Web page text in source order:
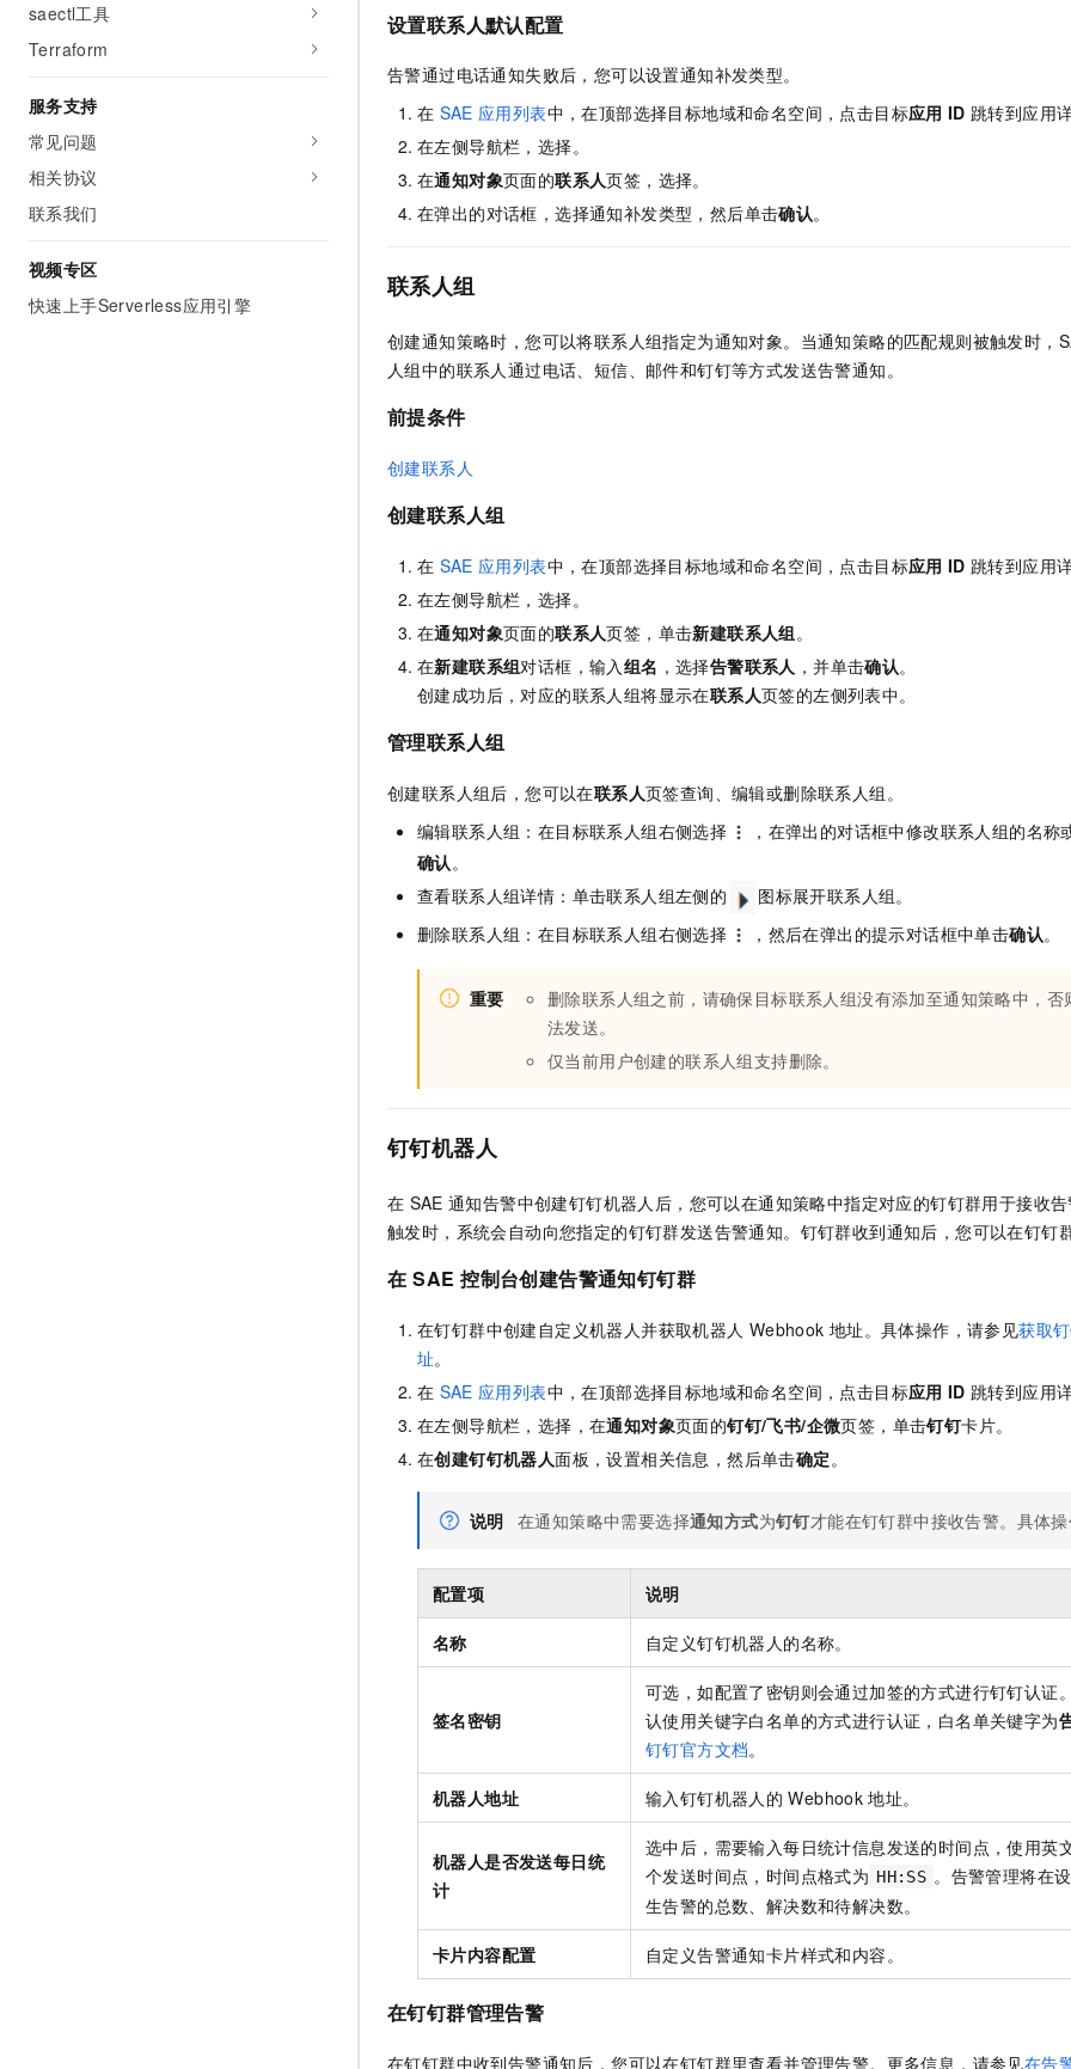
saectl工具
Terraform
服务支持
常见问题
相关协议
联系我们
视频专区
快速上手Serverless应用引擎
设置联系人默认配置
告警通过电话通知失败后，您可以设置通知补发类型。
在 SAE 应用列表中，在顶部选择目标地域和命名空间，点击目标应用 ID 跳转到应用
在左侧导航栏，选择。
在通知对象页面的联系人页签，选择。
在弹出的对话框，选择通知补发类型，然后单击确认。
联系人组
创建通知策略时，您可以将联系人组指定为通知对象。当通知策略的匹配规则被触发时，
人组中的联系人通过电话、短信、邮件和钉钉等方式发送告警通知。
前提条件
创建联系人
创建联系人组
在 SAE 应用列表中，在顶部选择目标地域和命名空间，点击目标应用 ID 跳转到应用
在左侧导航栏，选择。
在通知对象页面的联系人页签，单击新建联系人组 。
在新建联系组对话框，输入 组名 ，选择告警联系人 ，并单击确认。
创建成功后，对应的联系人组将显示在联系人页签的左侧列表中。
管理联系人组
创建联系人组后，您可以在联系人页签查询、编辑或删除联系人组。
编辑联系人组：在目标联系人组右侧选择
，在弹出的对话框中修改联系人组的名
确认 。
查看联系人组详情：单击联系人组左侧的
图标展开联系人组。
删除联系人组：在目标联系人组右侧选择
，然后在弹出的提示对话框中单击确认。
重要
删除联系人组之前，请确保目标联系人组没有添加至通知策略中，
法发送。
仅当前用户创建的联系人组支持删除。
钉钉机器人
在 SAE 通知告警中创建钉钉机器人后，您可以在通知策略中指定对应的钉钉群用于接收
触发时，系统会自动向您指定的钉钉群发送告警通知。钉钉群收到通知后，您可以在钉钉
在 SAE 控制台创建告警通知钉钉群
在钉钉群中创建自定义机器人并获取机器人 Webhook 地址。具体操作，请参见获取
址。
在 SAE 应用列表中，在顶部选择目标地域和命名空间，点击目标应用 ID 跳转到应用
在左侧导航栏，选择 ，在通知对象页面的钉钉/飞书/企微页签，单击钉钉卡片。
在创建钉钉机器人面板，设置相关信息，然后单击确定。
说明 在通知策略中需要选择通知方式为钉钉才能在钉钉群中接收告警。具体
配置项 说明
名称 自定义钉钉机器人的名称。
签名密钥
可选，如配置了密钥则会通过加签的方式进行钉钉认证
认使用关键字白名单的方式进行认证，白名单关键字为
钉钉官方文档。
机器人地址 输入钉钉机器人的 Webhook 地址。
机器人是否发送每日统
计
选中后，需要输入每日统计信息发送的时间点，使用英
个发送时间点，时间点格式为 HH:SS 。告警管理将在
生告警的总数、解决数和待解决数。
卡片内容配置 自定义告警通知卡片样式和内容。
在钉钉群管理告警
在钉钉群中收到告警通知后，您可以在钉钉群里查看并管理告警。更多信息，请参见在告